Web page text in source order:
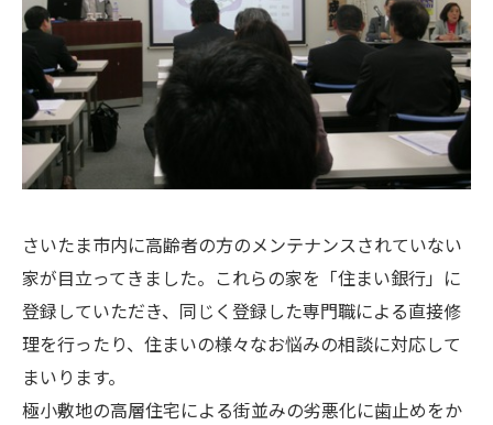
さいたま市内に高齢者の方のメンテナンスされていない
家が目立ってきました。これらの家を「住まい銀行」に
登録していただき、同じく登録した専門職による直接修
理を行ったり、住まいの様々なお悩みの相談に対応して
まいります。
極小敷地の高層住宅による街並みの劣悪化に歯止めをか